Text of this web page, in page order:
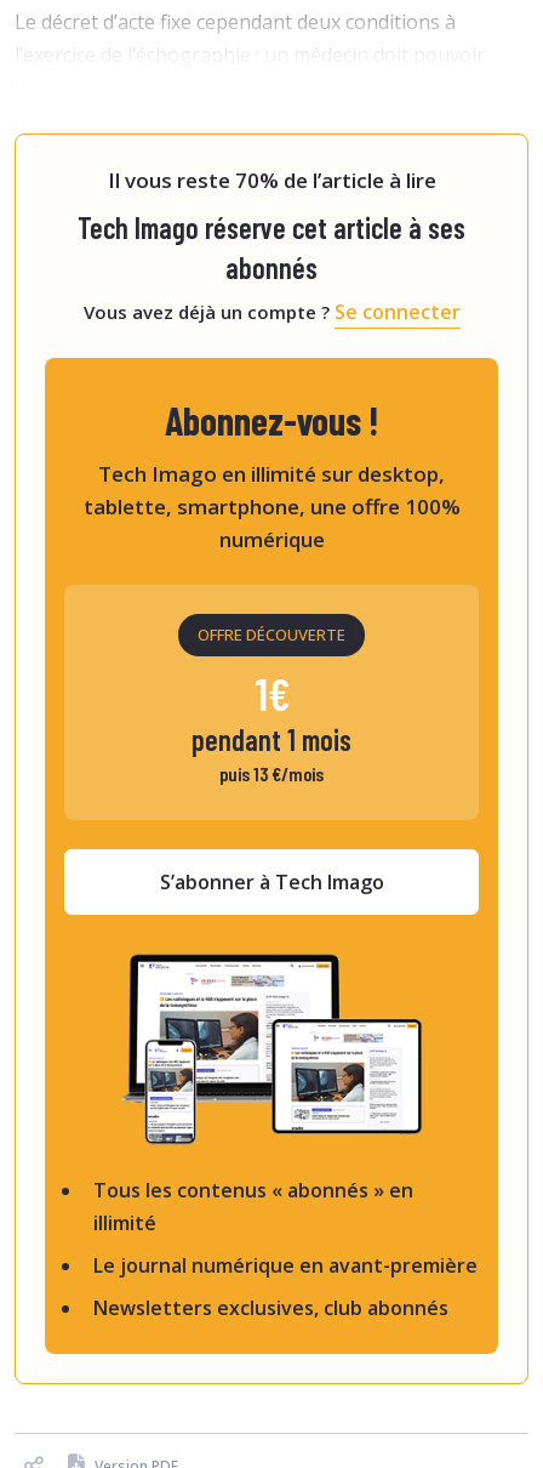
Le décret d’acte fixe cependant deux conditions à
l’exercice de l’échographie : un médecin doit pouvoir
Il vous reste 70% de l’article à lire
Tech Imago réserve cet article à ses
abonnés
Vous avez déjà un compte ? Se connecter
Tous les contenus « abonnés » en
illimité
Le journal numérique en avant-première
Newsletters exclusives, club abonnés
Abonnez-vous !
Tech Imago en illimité sur desktop,
tablette, smartphone, une offre 100%
numérique
OFFRE DÉCOUVERTE
1€
pendant 1 mois
puis 13 €/mois
S’abonner à Tech Imago